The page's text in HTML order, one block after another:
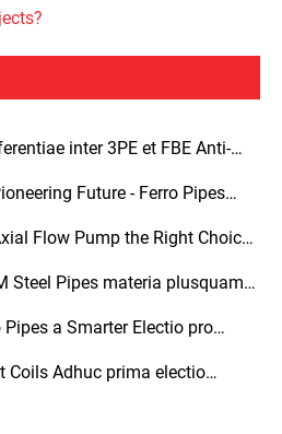
inter 3PE et FBE Anti-
Future - Ferro Pipes
progressio in Pipeline
Flow Pump the Right Choice
Steel Pipes materia plusquam
Pipes a Smarter Electio pro
Coils Adhuc prima electio